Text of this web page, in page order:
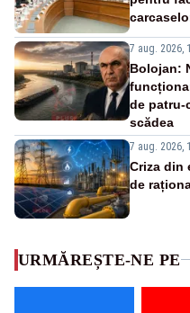
7 aug. 2026,
Bolojan:
de patru-
scădea
7 aug. 2026,
Criza din
de
URMĂREȘTE-NE PE